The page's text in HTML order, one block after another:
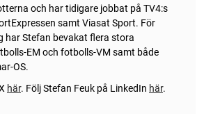
och har tidigare jobbat på TV4:s
samt Viasat Sport. För
har Stefan bevakat flera stora
EM och fotbolls-VM samt både
OS.
här. Följ Stefan Feuk på LinkedIn här.